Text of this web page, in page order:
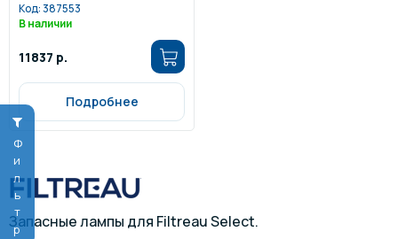
Фильтр
Код:387553
В наличии
11837 р.
Подробнее
Запасные лампы для Filtreau Select.